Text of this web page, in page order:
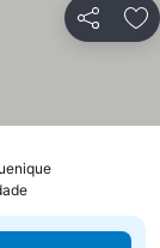
Partilhar